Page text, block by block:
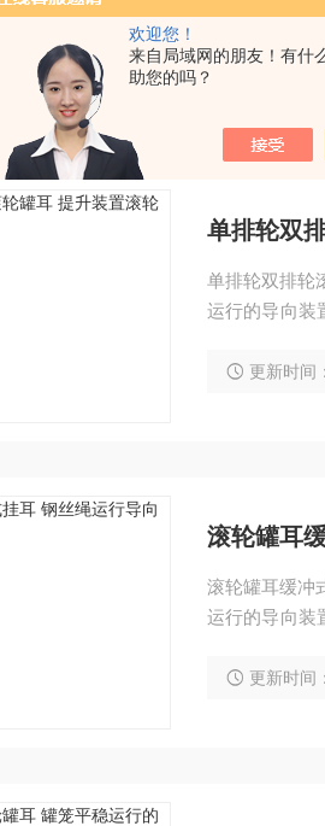
欢迎您！
来自局域网的朋友！有什
助您的吗？
猴车配件橡胶轮衬 托压轮矿用斜井
单排轮双
单排轮双排轮
运行的导向装
酯滚轮罐耳胶
更新时间
滚轮罐耳
滚轮罐耳缓冲式挂耳 钢丝绳运行导向装置 滚轮罐耳是安设在罐
运行的导向装
酯滚轮罐耳胶
更新时间